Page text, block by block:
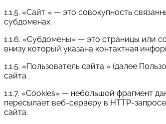
1.1.5. «Сайт » — это совокупность
субдоменах.
1.1.6. «Субдомены» — это страницы или
внизу который указана контактная
1.1.5. «Пользователь сайта » (далее
сайта .
1.1.7. «Cookies» — небольшой фрагмент
пересылает веб-серверу в HTTP-
сайта.